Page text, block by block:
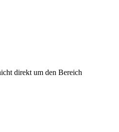
direkt um den Bereich